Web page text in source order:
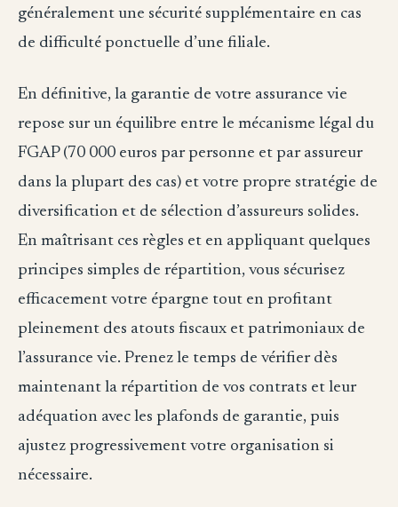
généralement une sécurité supplémentaire en cas
de difficulté ponctuelle d’une filiale.
En définitive, la garantie de votre assurance vie
repose sur un équilibre entre le mécanisme légal du
FGAP (70 000 euros par personne et par assureur
dans la plupart des cas) et votre propre stratégie de
diversification et de sélection d’assureurs solides.
En maîtrisant ces règles et en appliquant quelques
principes simples de répartition, vous sécurisez
efficacement votre épargne tout en profitant
pleinement des atouts fiscaux et patrimoniaux de
l’assurance vie. Prenez le temps de vérifier dès
maintenant la répartition de vos contrats et leur
adéquation avec les plafonds de garantie, puis
ajustez progressivement votre organisation si
nécessaire.